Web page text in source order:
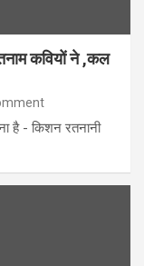
कवियों ने ,कल
है - किशन रतनानी